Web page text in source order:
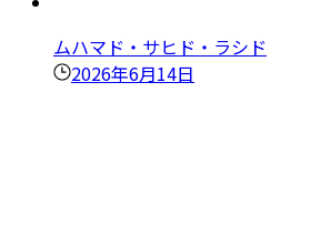
ムハマド・サヒド・ラシド
2026年6月14日